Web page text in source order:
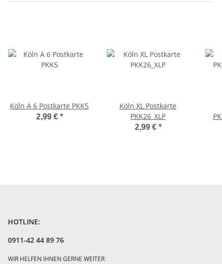
Köln A 6 Postkarte PKK5
2,99 € *
Köln XL Postkarte
PKK26_XLP
2,99 € *
HOTLINE:
0911-42 44 89 76
WIR HELFEN IHNEN GERNE WEITER